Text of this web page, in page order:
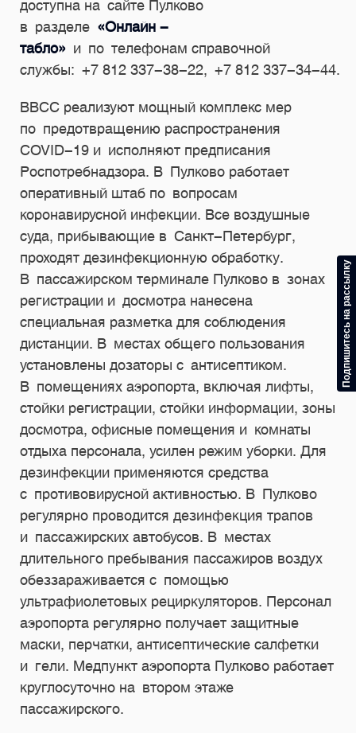
доступна на сайте Пулково
в разделе «Онлайн -
табло» и по телефонам справочной
службы: +7 812 337-38-22, +7 812 337-34-44.
ВВСС реализуют мощный комплекс мер
по предотвращению распространения
COVID-19 и исполняют предписания
Роспотребнадзора. В Пулково работает
оперативный штаб по вопросам
коронавирусной инфекции. Все воздушные
суда, прибывающие в Санкт-Петербург,
проходят дезинфекционную обработку.
В пассажирском терминале Пулково в зонах
регистрации и досмотра нанесена
специальная разметка для соблюдения
дистанции. В местах общего пользования
установлены дозаторы с антисептиком.
В помещениях аэропорта, включая лифты,
стойки регистрации, стойки информации, зоны
досмотра, офисные помещения и комнаты
отдыха персонала, усилен режим уборки. Для
дезинфекции применяются средства
с противовирусной активностью. В Пулково
регулярно проводится дезинфекция трапов
и пассажирских автобусов. В местах
длительного пребывания пассажиров воздух
обеззараживается с помощью
ультрафиолетовых рециркуляторов. Персонал
аэропорта регулярно получает защитные
маски, перчатки, антисептические салфетки
и гели. Медпункт аэропорта Пулково работает
круглосуточно на втором этаже
пассажирского.
Подпишитесь на рассылку